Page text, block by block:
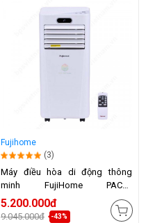
Fujihome
(3)
Máy điều hòa di động thông
minh FujiHome PAC09
(9000BTU)
5.200.000đ
9.045.000đ -43%